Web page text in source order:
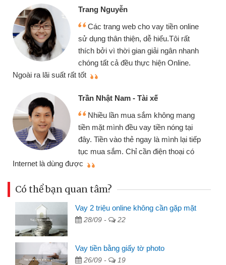
Trang Nguyễn
Các trang web cho vay tiền online
sử dụng thân thiện, dễ hiểu.Tôi rất
thích bởi vì thời gian giải ngân nhanh
chóng tất cả đều thực hiện Online.
rất tốt
Trần Nhật Nam - Tài xế
Nhiều lần mua sắm không mang
tiền mặt mình đều vay tiền nóng tại
đây. Tiền vào thẻ ngay là mình lại tiếp
tục mua sắm. Chỉ cần điện thoại có
được
Có thể bạn quan tâm?
Vay 2 triệu online không cần gặp mặt
28/09 - 22
Vay tiền bằng giấy tờ photo
26/09 - 19